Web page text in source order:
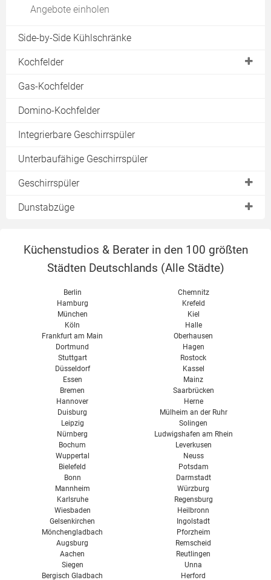
Angebote einholen
Side-by-Side Kühlschränke
Kochfelder
Glaskeramik-Kochfelder
Cerankochfelder
Gaskochfelder
Grillplatten
Teppanyaki
Kochmulden
Tests & Testergebnisse
Gerätevergleich
Gas-Kochfelder
Domino-Kochfelder
Integrierbare Geschirrspüler
Unterbaufähige Geschirrspüler
Geschirrspüler
Auswahlkriterium "Wasserverbrauch"
Auswahlkriterium "Lautstärke"
Feature "Besteckschublade"
Geschirrspüler mit 45 cm Breite
Integrierbare Geschirrspüler
Unterbaufähige Geschirrspüler
Was kosten moderne Geschirrspüler?
Tests & Testergebnisse
Dunstabzüge
Moderne Wandhauben
Küchenstudios & Berater in den 100 größten
Städten Deutschlands (Alle Städte)
Berlin
Hamburg
München
Köln
Frankfurt am Main
Dortmund
Stuttgart
Düsseldorf
Essen
Bremen
Hannover
Duisburg
Leipzig
Nürnberg
Bochum
Wuppertal
Bielefeld
Bonn
Mannheim
Karlsruhe
Wiesbaden
Gelsenkirchen
Mönchengladbach
Augsburg
Aachen
Chemnitz
Krefeld
Kiel
Halle
Oberhausen
Hagen
Rostock
Kassel
Mainz
Saarbrücken
Herne
Mülheim an der Ruhr
Solingen
Ludwigshafen am Rhein
Leverkusen
Neuss
Potsdam
Darmstadt
Würzburg
Regensburg
Heilbronn
Ingolstadt
Pforzheim
Remscheid
Reutlingen
Siegen
Bergisch Gladbach
Unna
Herford